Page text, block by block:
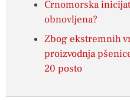
Crnomorska
obnovljena?
Zbog ekstremnih
proizvodnja
20 posto